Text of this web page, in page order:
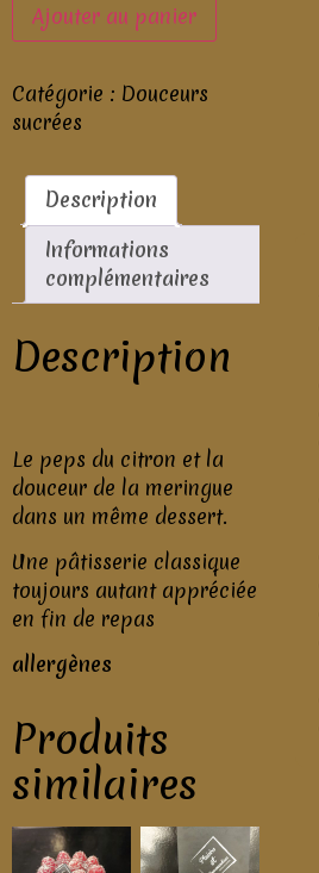
Ajouter au panier
Catégorie : Douceurs
sucrées
Description
Informations
complémentaires
Description
Le peps du citron et la
douceur de la meringue
dans un même dessert.
Une pâtisserie classique
toujours autant appréciée
en fin de repas
allergènes
Produits
similaires